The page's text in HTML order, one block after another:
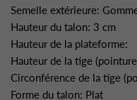
Semelle extérieure:
Hauteur du talon: 3 cm
Hauteur de la plateforme:
Hauteur de la tige
Circonférence de la tige
Forme du talon: Plat